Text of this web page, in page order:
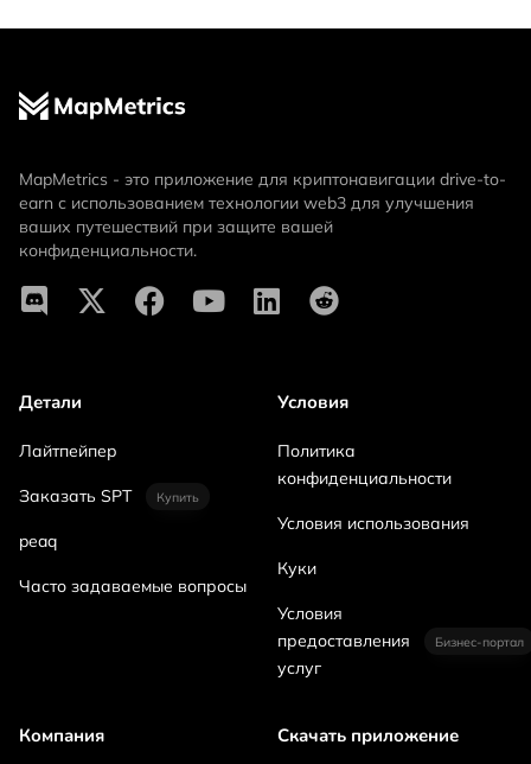
MapMetrics - это приложение для криптонавигации drive-to-
earn с использованием технологии web3 для улучшения
ваших путешествий при защите вашей
конфиденциальности.
Детали
Лайтпейпер
Заказать SPT Купить
peaq
Часто задаваемые вопросы
Условия
Политика
конфиденциальности
Условия использования
Куки
Условия
предоставления
услуг
Бизнес-портал
Компания Скачать приложение